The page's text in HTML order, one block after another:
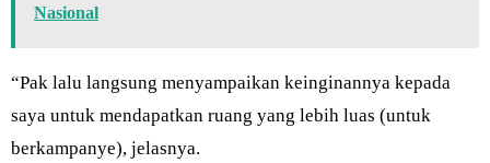
Nasional
“Pak lalu langsung menyampaikan keinginannya kepada
saya untuk mendapatkan ruang yang lebih luas (untuk
berkampanye), jelasnya.